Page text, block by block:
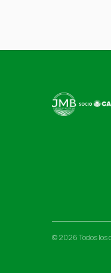
© 2026 Todos los